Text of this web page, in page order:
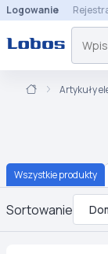
Logowanie
Artykuły
Wszystkie produkty
Sortowanie